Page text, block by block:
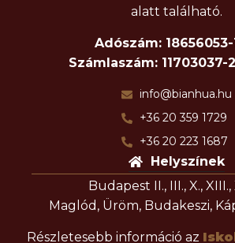
alatt található.
Adószám: 18656053-
Számlaszám: 11703037-
info@bianhua.hu
+36 20 359 1729
+36 20 223 1687
Helyszínek
Budapest II., III., X., XIII.,
Maglód, Üröm, Budakeszi,
Részletesebb információ az